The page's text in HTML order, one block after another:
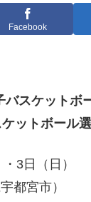
Facebook
バスケット
ットボール
3日（日）
都宮市）